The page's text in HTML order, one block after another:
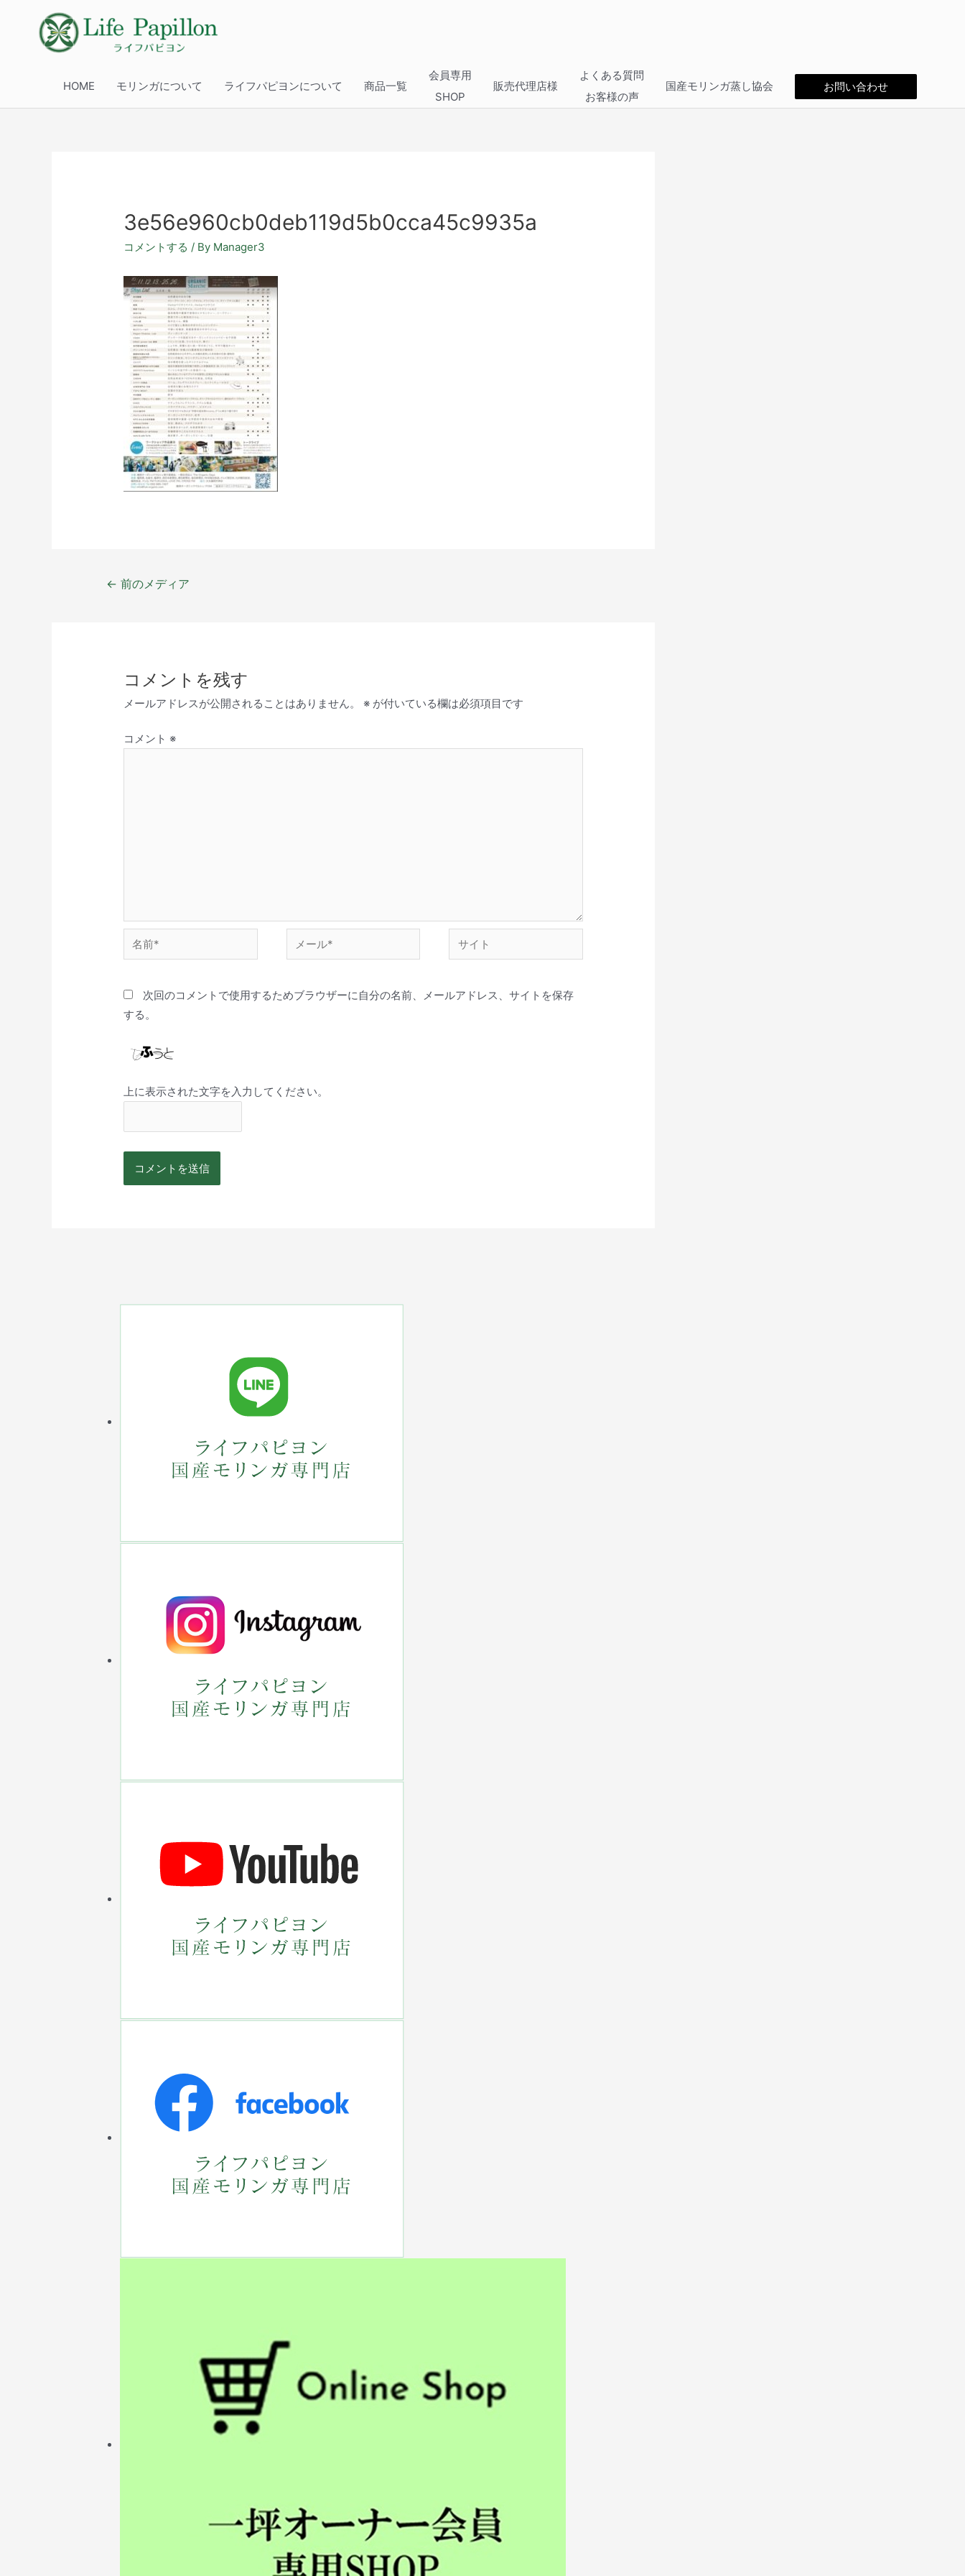
HOME モリンガについて ライフパピヨンについて 商品一覧
会員専用
SHOP
販売代理店様
よくある質問
お客様の声
国産モリンガ蒸し協会 お問い合わせ
3e56e960cb0deb119d5b0cca45c9935a
コメントする / By Manager3
← 前のメディア
コメントを残す
メールアドレスが公開されることはありません。 ※ が付いている欄は必須項目です
コメント ※
次回のコメントで使用するためブラウザーに自分の名前、メールアドレス、サイトを保存
する。
上に表示された文字を入力してください。